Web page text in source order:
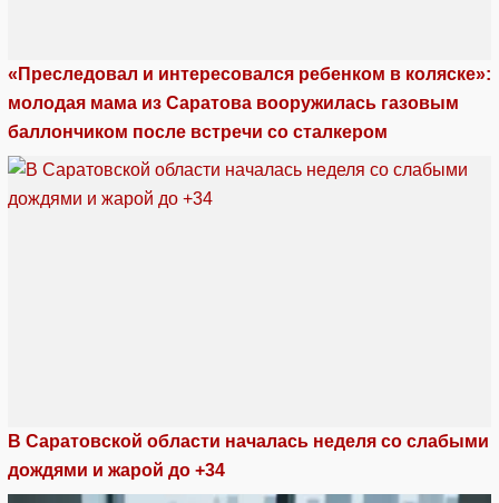
«Преследовал и интересовался ребенком в коляске»:
молодая мама из Саратова вооружилась газовым
баллончиком после встречи со сталкером
В Саратовской области началась неделя со слабыми
дождями и жарой до +34